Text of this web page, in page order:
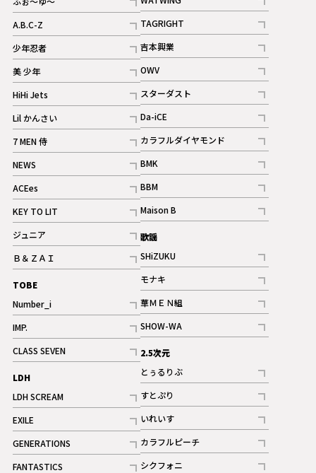
記事
A.B.C-Z
記事
ギャラリー
少年忍者
記事
美 少年
記事
HiHi Jets
記事
Lil かんさい
記事
7 MEN 侍
記事
NEWS
記事
ACEes
記事
KEY TO LIT
記事
ジュニア
記事
Ｂ＆ＺＡＩ
記事
TOBE
Number_i
記事
IMP.
記事
CLASS SEVEN
記事
LDH
LDH SCREAM
記事
EXILE
記事
GENERATIONS
記事
FANTASTICS
記事
TAGRIGHT
記事
吉本興業
記事
OWV
記事
ギャラリー
スターダスト
記事
Da-iCE
記事
カラフルダイヤモンド
記事
BMK
記事
BBM
記事
ギャラリー
Maison B
記事
歌謡
SHiZUKU
記事
モナキ
記事
華ＭＥＮ組
記事
SHOW-WA
記事
2.5次元
とぅるりぶ
記事
すとぷり
記事
ギャラリー
いれいす
記事
ギャラリー
カラフルピーチ
記事
シクフォニ